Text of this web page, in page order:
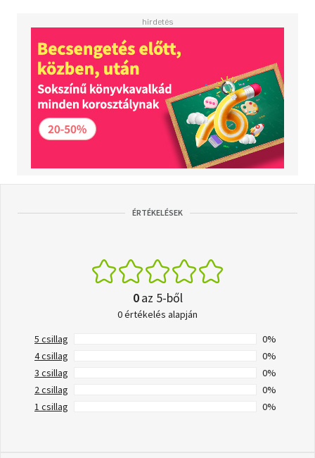
ÉRTÉKELÉSEK
0az 5-ből
0 értékelés alapján
5 csillag
0%
4 csillag
0%
3 csillag
0%
2 csillag
0%
1 csillag
0%